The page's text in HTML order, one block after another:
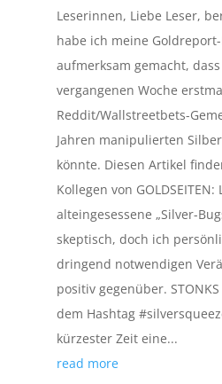
Leserinnen, Liebe Leser,
habe ich meine
aufmerksam gemacht,
vergangenen Woche
Reddit/Wallstreetbets-
Jahren manipulierten
könnte. Diesen Artikel
Kollegen von GOLDSEITEN:
alteingesessene „Silver-
skeptisch, doch ich
dringend notwendigen
positiv gegenüber.
dem Hashtag
kürzester Zeit eine...
read more